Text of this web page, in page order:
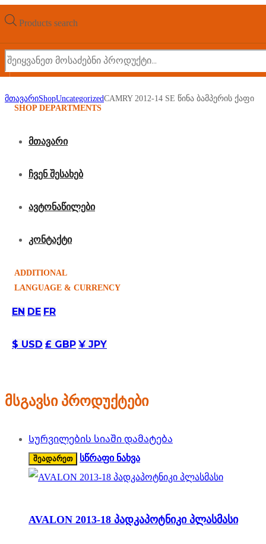
Products search
SHOP DEPARTMENTS
მთავარი
ჩვენ შესახებ
ავტონაწილები
კონტაქტი
ADDITIONAL
LANGUAGE & CURRENCY
EN DE FR
$ USD £ GBP ¥ JPY
მთავარიShopUncategorizedCAMRY 2012-14 SE წინა ბამპერის ქაფი
CAMRY 2012-14 SE
წინა ბამპერის
ქაფი
Სურვილების სიაში დამატება
მსგავსი პროდუქტები
Სურვილების სიაში დამატება
შეადარეთ სწრაფი ნახვა
AVALON 2013-18 პადკაპოტნიკი პლასმასი